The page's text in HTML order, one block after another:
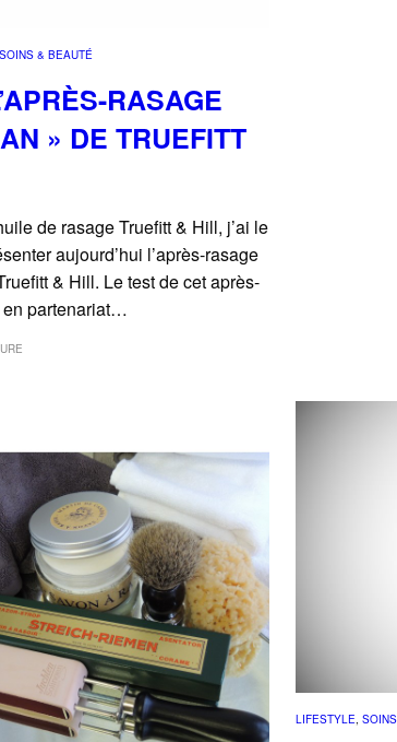
SOINS & BEAUTÉ
RASAGE
» DE TRUEFITT
de rasage Truefitt & Hill, j’ai le
aujourd’hui l’après-rasage
& Hill. Le test de cet après-
en partenariat…
LIFESTYLE